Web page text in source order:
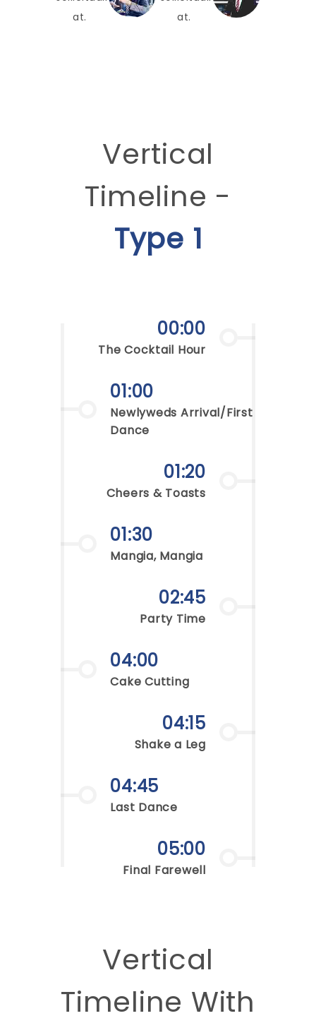
at.
at.
Vertical
Timeline -
Type 1
00:00
The Cocktail Hour
01:00
Newlyweds Arrival/First
Dance
01:20
Cheers & Toasts
01:30
Mangia, Mangia
02:45
Party Time
04:00
Cake Cutting
04:15
Shake a Leg
04:45
Last Dance
05:00
Final Farewell
Vertical
Timeline With